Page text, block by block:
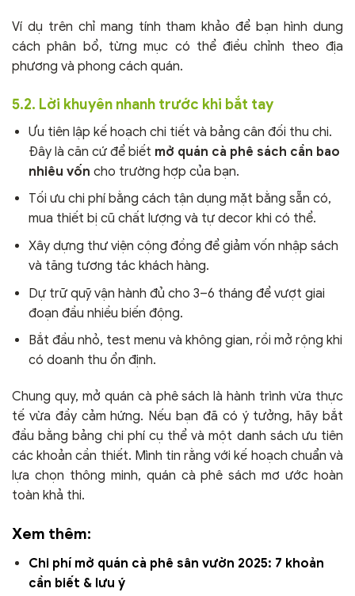
Ví dụ trên chỉ mang tính tham khảo để bạn hình dung
cách phân bổ, từng mục có thể điều chỉnh theo địa
phương và phong cách quán.
5.2. Lời khuyên nhanh trước khi bắt tay
Ưu tiên lập kế hoạch chi tiết và bảng cân đối thu chi.
Đây là căn cứ để biết mở quán cà phê sách cần bao
nhiêu vốn cho trường hợp của bạn.
Tối ưu chi phí bằng cách tận dụng mặt bằng sẵn có,
mua thiết bị cũ chất lượng và tự decor khi có thể.
Xây dựng thư viện cộng đồng để giảm vốn nhập sách
và tăng tương tác khách hàng.
Dự trữ quỹ vận hành đủ cho 3–6 tháng để vượt giai
đoạn đầu nhiều biến động.
Bắt đầu nhỏ, test menu và không gian, rồi mở rộng khi
có doanh thu ổn định.
Chung quy, mở quán cà phê sách là hành trình vừa thực
tế vừa đầy cảm hứng. Nếu bạn đã có ý tưởng, hãy bắt
đầu bằng bảng chi phí cụ thể và một danh sách ưu tiên
các khoản cần thiết. Mình tin rằng với kế hoạch chuẩn và
lựa chọn thông minh, quán cà phê sách mơ ước hoàn
toàn khả thi.
Xem thêm:
Chi phí mở quán cà phê sân vườn 2025: 7 khoản
cần biết & lưu ý